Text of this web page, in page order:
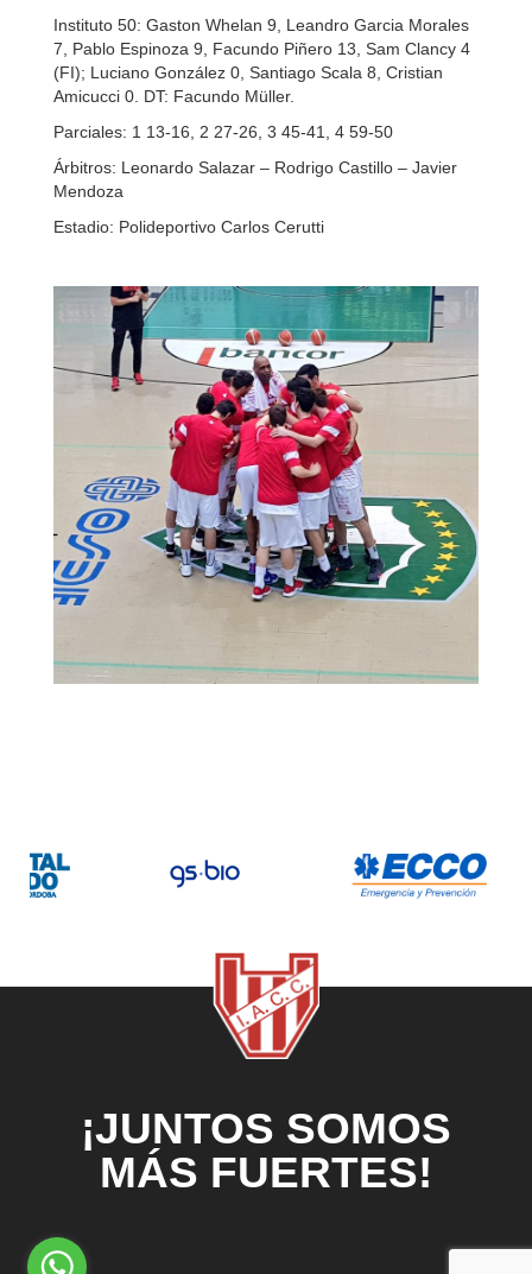
Instituto 50: Gaston Whelan 9, Leandro Garcia Morales
7, Pablo Espinoza 9, Facundo Piñero 13, Sam Clancy 4
(FI); Luciano González 0, Santiago Scala 8, Cristian
Amicucci 0. DT: Facundo Müller.
Parciales: 1 13-16, 2 27-26, 3 45-41, 4 59-50
Árbitros: Leonardo Salazar – Rodrigo Castillo – Javier
Mendoza
Estadio: Polideportivo Carlos Cerutti
¡JUNTOS SOMOS
MÁS FUERTES!